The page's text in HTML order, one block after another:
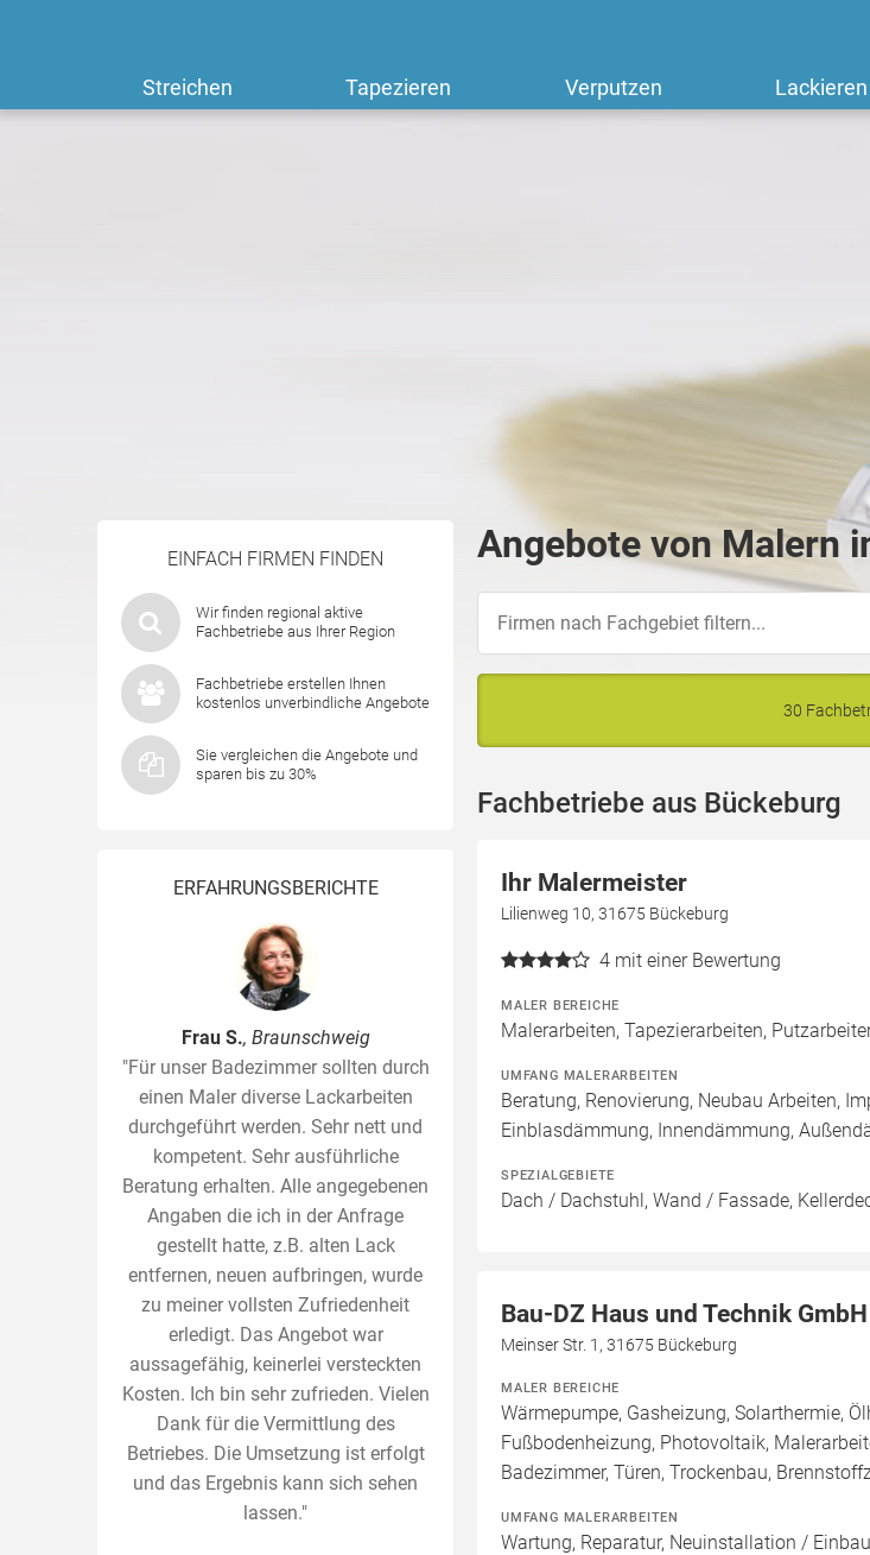
Streichen Tapezieren Verputzen Lackieren
EINFACH FIRMEN FINDEN
Wir finden regional aktive
Fachbetriebe aus Ihrer Region
Fachbetriebe erstellen Ihnen
kostenlos unverbindliche Angebote
Sie vergleichen die Angebote und
sparen bis zu 30%
ERFAHRUNGSBERICHTE
Frau S., Braunschweig
"Für unser Badezimmer sollten durch
einen Maler diverse Lackarbeiten
durchgeführt werden. Sehr nett und
kompetent. Sehr ausführliche
Beratung erhalten. Alle angegebenen
Angaben die ich in der Anfrage
gestellt hatte, z.B. alten Lack
entfernen, neuen aufbringen, wurde
zu meiner vollsten Zufriedenheit
erledigt. Das Angebot war
aussagefähig, keinerlei versteckten
Kosten. Ich bin sehr zufrieden. Vielen
Dank für die Vermittlung des
Betriebes. Die Umsetzung ist erfolgt
und das Ergebnis kann sich sehen
lassen."
Angebote von Malern
30
Fachbetriebe aus Bückeburg
Ihr Malermeister
Lilienweg 10, 31675 Bückeburg
4 mit einer Bewertung
MALER BEREICHE
Malerarbeiten, Tapezierarbeiten,
UMFANG MALERARBEITEN
Beratung, Renovierung, Neubau Arbeiten,
Einblasdämmung, Innendämmung,
SPEZIALGEBIETE
Dach / Dachstuhl, Wand / Fassade,
Bau-DZ Haus und Technik GmbH
Meinser Str. 1, 31675 Bückeburg
MALER BEREICHE
Wärmepumpe, Gasheizung, Solarthermie,
Fußbodenheizung, Photovoltaik,
Badezimmer, Türen, Trockenbau,
UMFANG MALERARBEITEN
Wartung, Reparatur, Neuinstallation /